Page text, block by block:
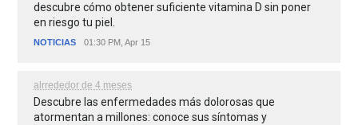
descubre cómo obtener suficiente vitamina D sin poner
en riesgo tu piel.
NOTICIAS 01:30 PM, Apr 15
alrrededor de 4 meses
Descubre las enfermedades más dolorosas que
atormentan a millones: conoce sus síntomas y